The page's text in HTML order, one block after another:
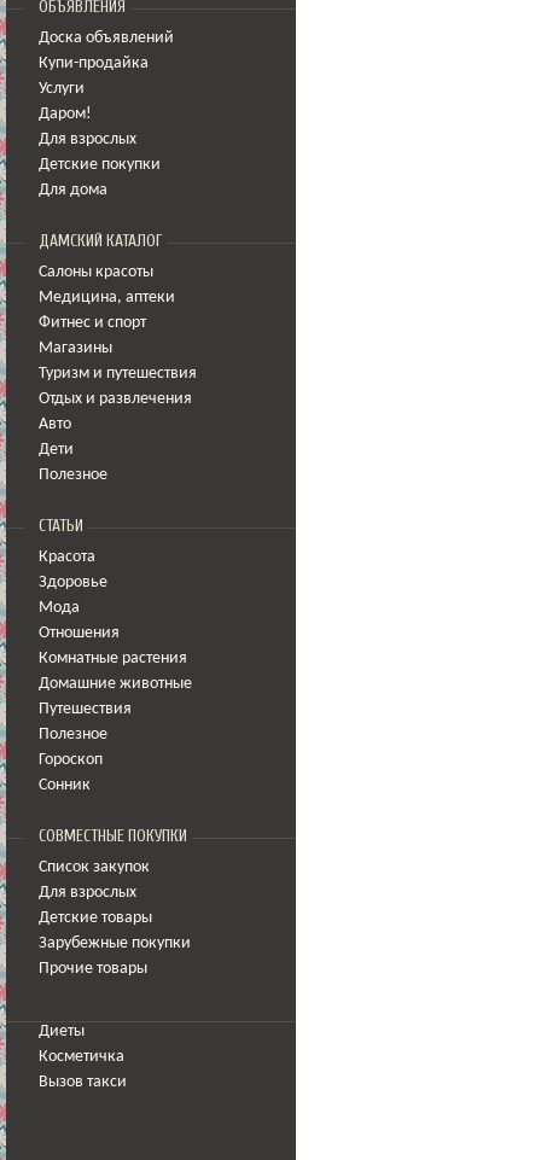
ОБЪЯВЛЕНИЯ
Доска объявлений
Купи-продайка
Услуги
Даром!
Для взрослых
Детские покупки
Для дома
ДАМСКИЙ КАТАЛОГ
Салоны красоты
Медицина, аптеки
Фитнес и спорт
Магазины
Туризм и путешествия
Отдых и развлечения
Авто
Дети
Полезное
СТАТЬИ
Красота
Здоровье
Мода
Отношения
Комнатные растения
Домашние животные
Путешествия
Полезное
Гороскоп
Сонник
СОВМЕСТНЫЕ ПОКУПКИ
Список закупок
Для взрослых
Детские товары
Зарубежные покупки
Прочие товары
Диеты
Косметичка
Вызов такси